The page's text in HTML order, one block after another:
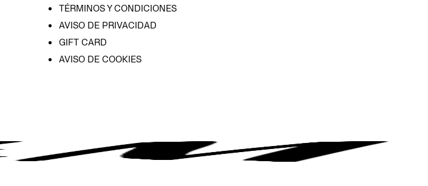
TÉRMINOS Y CONDICIONES
AVISO DE PRIVACIDAD
GIFT CARD
AVISO DE COOKIES